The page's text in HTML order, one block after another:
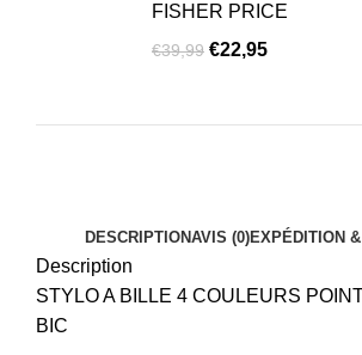
FISHER PRICE
€39,99 €22,95
DESCRIPTIONAVIS (0)EXPÉDITION
Description
STYLO A BILLE 4 COULEURS
BIC